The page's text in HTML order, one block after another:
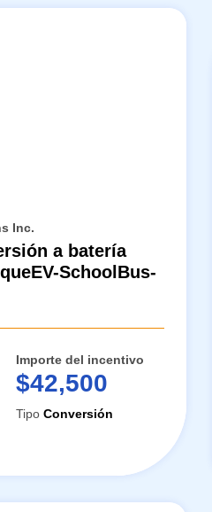
Inc.
a batería
SchoolBus-
Importe del incentivo
$42,500
Tipo Conversión